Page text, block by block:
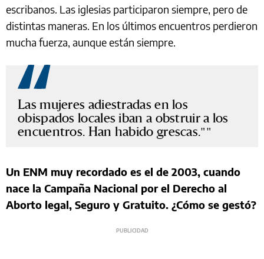
escribanos. Las iglesias participaron siempre, pero de
distintas maneras. En los últimos encuentros perdieron
mucha fuerza, aunque están siempre.
Las mujeres adiestradas en los
obispados locales iban a obstruir a los
encuentros. Han habido grescas."
Un ENM muy recordado es el de 2003, cuando
nace la Campaña Nacional por el Derecho al
Aborto legal, Seguro y Gratuito. ¿Cómo se gestó?